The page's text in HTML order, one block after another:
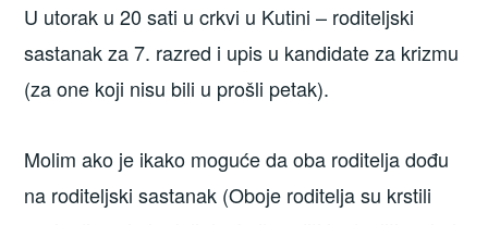
U utorak u 20 sati u crkvi u Kutini – roditeljski
sastanak za 7. razred i upis u kandidate za krizmu
(za one koji nisu bili u prošli petak).
Molim ako je ikako moguće da oba roditelja dođu
na roditeljski sastanak (Oboje roditelja su krstili